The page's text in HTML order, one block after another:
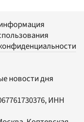
новости дня
ИНН